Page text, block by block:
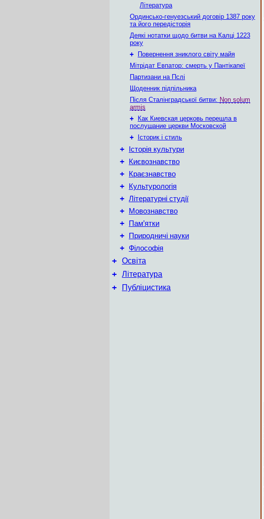
Література
Ординсько-генуезський договір 1387 року
та його передісторія
Деякі нотатки щодо битви на Калці 1223
року
+
Повернення зниклого світу майя
Мітрідат Евпатор: смерть у Пантікапеї
Партизани на Пслі
Щоденник підпільника
Після Сталінградської битви: Non solum
armis
+
Как Киевская церковь перешла в
послушание церкви Московской
+
Історик і стиль
+ Історія культури
+ Києвознавство
+ Краєзнавство
+ Культурологія
+ Літературні студії
+ Мовознавство
+ Пам’ятки
+ Природничі науки
+ Філософія
+ Освіта
+ Література
+ Публіцистика